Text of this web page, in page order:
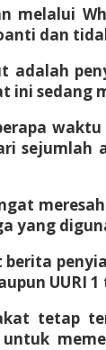
melalui
dan
adalah
sedang
sejumlah
yang
UURI
tetap